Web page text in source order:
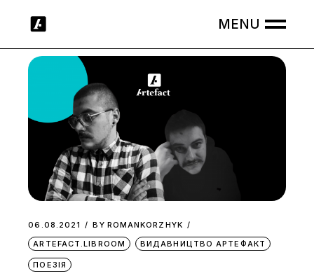
06.08.2021 BY ROMANKORZHYK
ARTEFACT.LIBROOM
ВИДАВНИЦТВО АРТЕФАКТ
ПОЕЗІЯ